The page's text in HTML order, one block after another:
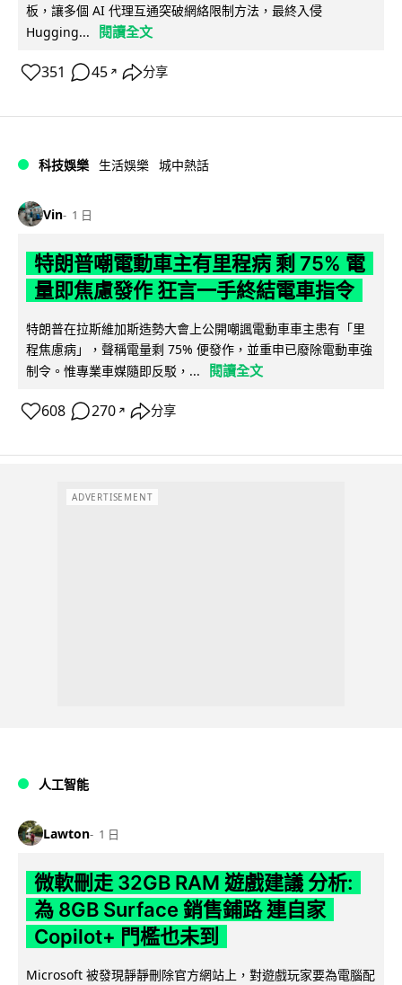
板，讓多個 AI 代理互通突破網絡限制方法，最終入侵
Hugging...
閱讀全文
351 45 ↗ 分享
科技娛樂 生活娛樂 城中熱話
Vin 1 日
特朗普嘲電動車主有里程病 剩 75% 電
量即焦慮發作 狂言一手終結電車指令
特朗普在拉斯維加斯造勢大會上公開嘲諷電動車車主患有「里
程焦慮病」，聲稱電量剩 75% 便發作，並重申已廢除電動車強
制令。惟專業車媒隨即反駁，...
閱讀全文
608 270 ↗ 分享
ADVERTISEMENT
人工智能
Lawton 1 日
微軟刪走 32GB RAM 遊戲建議 分析:
為 8GB Surface 銷售鋪路 連自家
Copilot+ 門檻也未到
Microsoft 被發現靜靜刪除官方網站上，對遊戲玩家要為電腦配